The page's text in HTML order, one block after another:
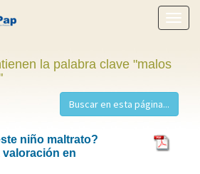
menú
la palabra clave "malos
niño maltrato?
valoración en